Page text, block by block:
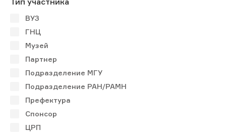
ВУЗ
ГНЦ
Музей
Партнер
Подразделение МГУ
Подразделение РАН/РАМН
Префектура
Спонсор
ЦРП